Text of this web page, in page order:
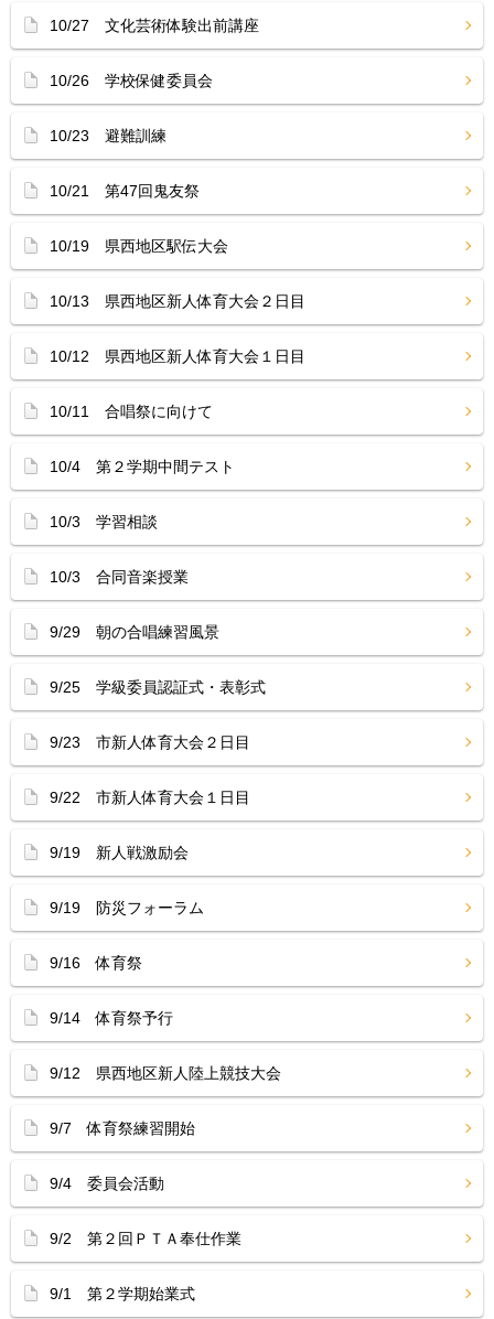
10/27 文化芸術体験出前講座
10/26 学校保健委員会
10/23 避難訓練
10/21 第47回鬼友祭
10/19 県西地区駅伝大会
10/13 県西地区新人体育大会２日目
10/12 県西地区新人体育大会１日目
10/11 合唱祭に向けて
10/4 第２学期中間テスト
10/3 学習相談
10/3 合同音楽授業
9/29 朝の合唱練習風景
9/25 学級委員認証式・表彰式
9/23 市新人体育大会２日目
9/22 市新人体育大会１日目
9/19 新人戦激励会
9/19 防災フォーラム
9/16 体育祭
9/14 体育祭予行
9/12 県西地区新人陸上競技大会
9/7 体育祭練習開始
9/4 委員会活動
9/2 第２回ＰＴＡ奉仕作業
9/1 第２学期始業式